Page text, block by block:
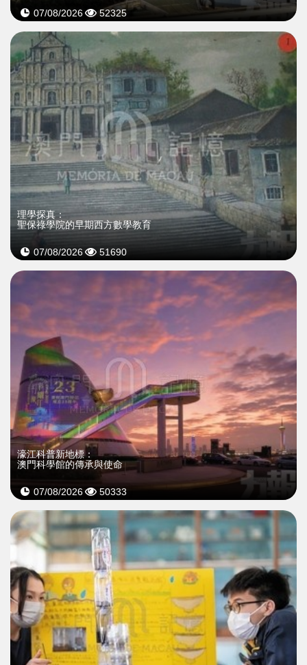
07/08/2026 52325
理學探真：
聖保祿學院的早期西方數學教育
07/08/2026 51690
濠江科普新地標：
澳門科學館的傳承與使命
07/08/2026 50333